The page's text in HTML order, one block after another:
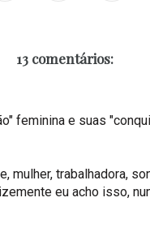
13 comentários:
feminina e suas
mulher, trabalhadora,
eu acho isso,